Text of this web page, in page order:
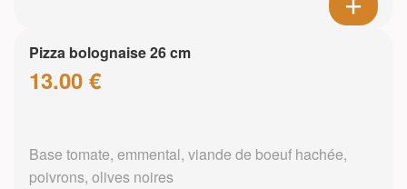
Pizza bolognaise 26 cm
13.00 €
Base tomate, emmental, viande de boeuf hachée,
poivrons, olives noires